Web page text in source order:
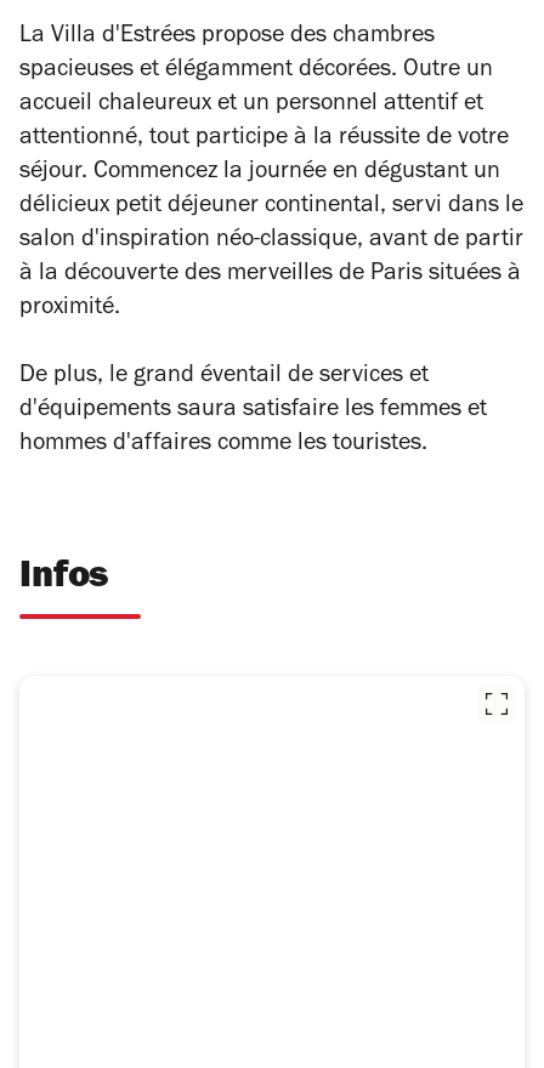
La Villa d'Estrées propose des chambres
spacieuses et élégamment décorées. Outre un
accueil chaleureux et un personnel attentif et
attentionné, tout participe à la réussite de votre
séjour. Commencez la journée en dégustant un
délicieux petit déjeuner continental, servi dans le
salon d'inspiration néo-classique, avant de partir
à la découverte des merveilles de Paris situées à
proximité.
De plus, le grand éventail de services et
d'équipements saura satisfaire les femmes et
hommes d'affaires comme les touristes.
Infos